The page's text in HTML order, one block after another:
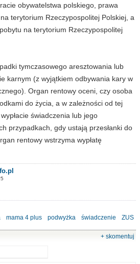
obywatelstwa polskiego, prawa
terytorium Rzeczypospolitej Polskiej, a
na terytorium Rzeczypospolitej
tymczasowego aresztowania lub
karnym (z wyjątkiem odbywania kary w
Organ rentowy oceni, czy osoba
do życia, a w zależności od tej
świadczenia lub jego
przypadkach, gdy ustają przesłanki do
rentowy wstrzyma wypłatę
mama 4 plus podwyżka świadczenie ZUS
+ skomentuj